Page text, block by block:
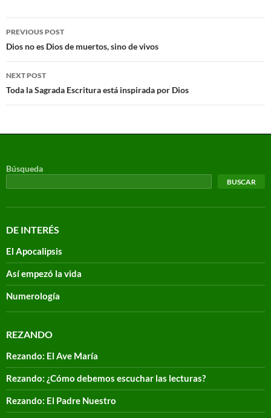
PREVIOUS POST
Dios no es Dios de muertos, sino de vivos
NEXT POST
Toda la Sagrada Escritura está inspirada por Dios
Búsqueda
BUSCAR
DE INTERÉS
El Apocalipsis
Así empezó la vida
Numerología
REZANDO
Rezando: El Ave María
Rezando: ¿Cómo debemos escuchar las lecturas?
Rezando: El Padre Nuestro